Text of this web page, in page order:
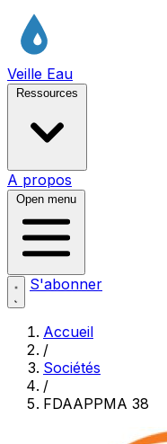
Veille Eau
Ressources
A propos
Open menu
S'abonner
Accueil
/
Sociétés
/
FDAAPPMA 38